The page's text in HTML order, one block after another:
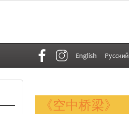
English Русский
《空中桥梁》